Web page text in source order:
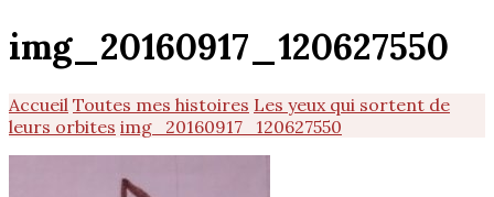
img_20160917_120627550
Accueil Toutes mes histoires Les yeux qui sortent de
leurs orbites img_20160917_120627550